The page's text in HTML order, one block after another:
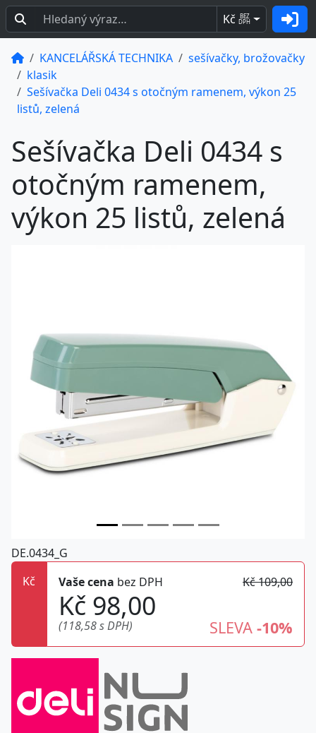
Kč BEZ
DPH
KANCELÁŘSKÁ TECHNIKA
sešívačky, brožovačky
klasik
Sešívačka Deli 0434 s otočným ramenem, výkon 25
listů, zelená
Sešívačka Deli 0434 s
otočným ramenem,
výkon 25 listů, zelená
DE.0434_G
Kč
Vaše cena bez DPH Kč 109,00
Kč 98,00
(118,58 s DPH) SLEVA -10%